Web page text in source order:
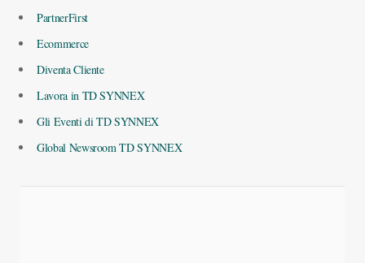
PartnerFirst
Ecommerce
Diventa Cliente
Lavora in TD SYNNEX
Gli Eventi di TD SYNNEX
Global Newsroom TD SYNNEX